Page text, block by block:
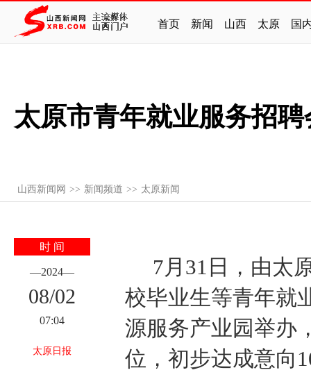
首页 新闻 山西 太原 国
太原市青年就业服务招
山西新闻网 >> 新闻频道 >> 太原新闻
时 间
—2024—
08/02
07:04
太原日报
7月31日，由太
校毕业生等青年就
源服务产业园举办
位，初步达成意向